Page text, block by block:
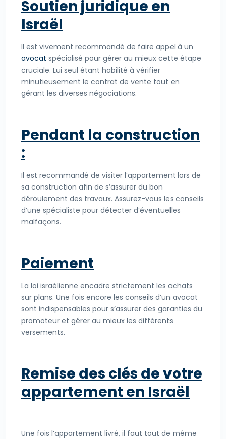
Soutien juridique en
Israël
Il est vivement recommandé de faire appel à un
avocat spécialisé pour gérer au mieux cette étape
cruciale. Lui seul étant habilité à vérifier
minutieusement le contrat de vente tout en
gérant les diverses négociations.
Pendant la construction
:
Il est recommandé de visiter l’appartement lors de
sa construction afin de s’assurer du bon
déroulement des travaux. Assurez-vous les conseils
d’une spécialiste pour détecter d’éventuelles
malfaçons.
Paiement
La loi israélienne encadre strictement les achats
sur plans. Une fois encore les conseils d’un avocat
sont indispensables pour s’assurer des garanties du
promoteur et gérer au mieux les différents
versements.
Remise des clés de votre
appartement en Israël
Une fois l’appartement livré, il faut tout de même